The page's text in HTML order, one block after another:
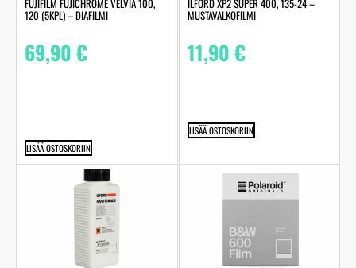
120 (5KPL) – DIAFILMI
69,90€
LISÄÄ OSTOSKORIIN
MUSTAVALKOFILMI
11,90€
LISÄÄ OSTOSKORIIN